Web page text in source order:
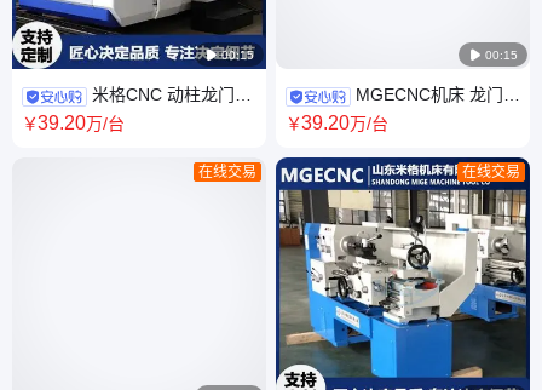
 00:15
米格CNC 动柱龙门加
工中心3018 适合多种材料加工
￥39.20万/台
在线交易
 00:15
MGECNC机床 龙门加
工中心4016 低转速大扭矩输出
￥39.20万/台
在线交易